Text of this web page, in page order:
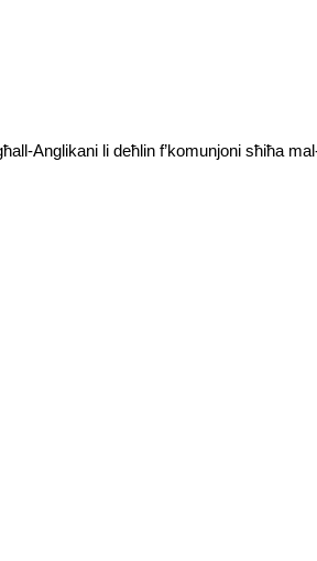
Anglikani li deħlin f’komunjoni sħiħa